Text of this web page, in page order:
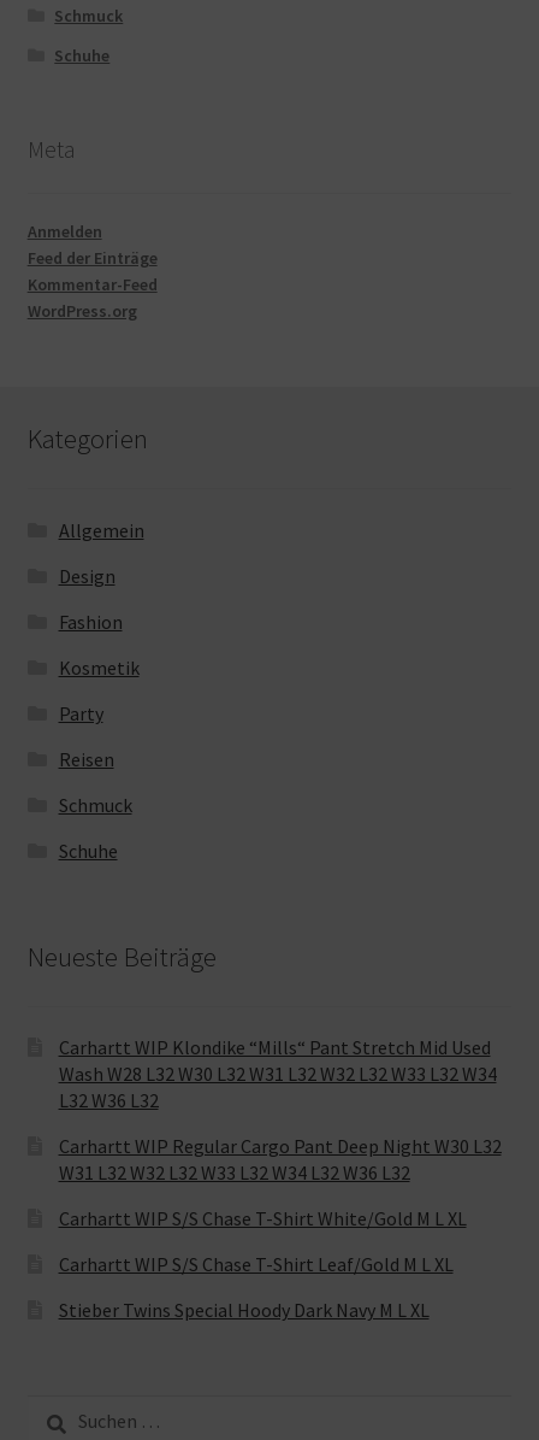
Schmuck
Schuhe
Meta
Anmelden
Feed der Einträge
Kommentar-Feed
WordPress.org
Kategorien
Allgemein
Design
Fashion
Kosmetik
Party
Reisen
Schmuck
Schuhe
Neueste Beiträge
Carhartt WIP Klondike “Mills“ Pant Stretch Mid Used
Wash W28 L32 W30 L32 W31 L32 W32 L32 W33 L32 W34
L32 W36 L32
Carhartt WIP Regular Cargo Pant Deep Night W30 L32
W31 L32 W32 L32 W33 L32 W34 L32 W36 L32
Carhartt WIP S/S Chase T-Shirt White/Gold M L XL
Carhartt WIP S/S Chase T-Shirt Leaf/Gold M L XL
Stieber Twins Special Hoody Dark Navy M L XL